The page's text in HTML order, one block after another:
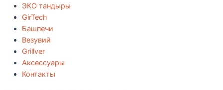
ЭКО тандыры
GirTech
Башпечи
Везувий
Grillver
Аксессуары
Контакты